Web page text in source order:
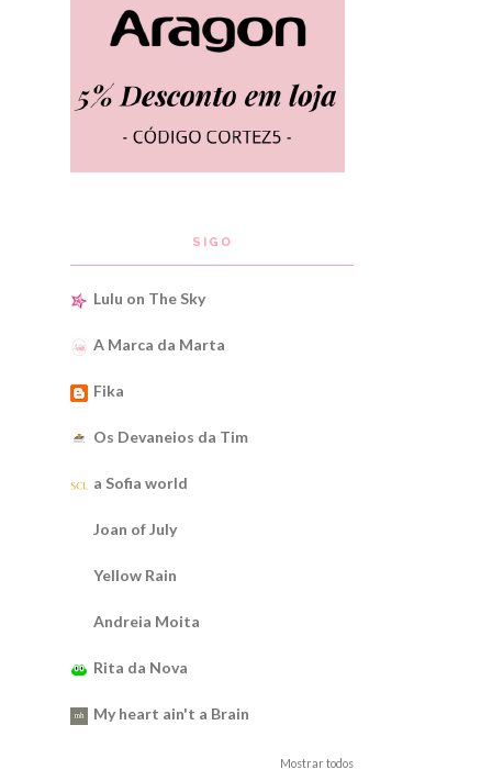
SIGO
Lulu on The Sky
A Marca da Marta
Fika
Os Devaneios da Tim
a Sofia world
Joan of July
Yellow Rain
Andreia Moita
Rita da Nova
My heart ain't a Brain
Mostrar todos